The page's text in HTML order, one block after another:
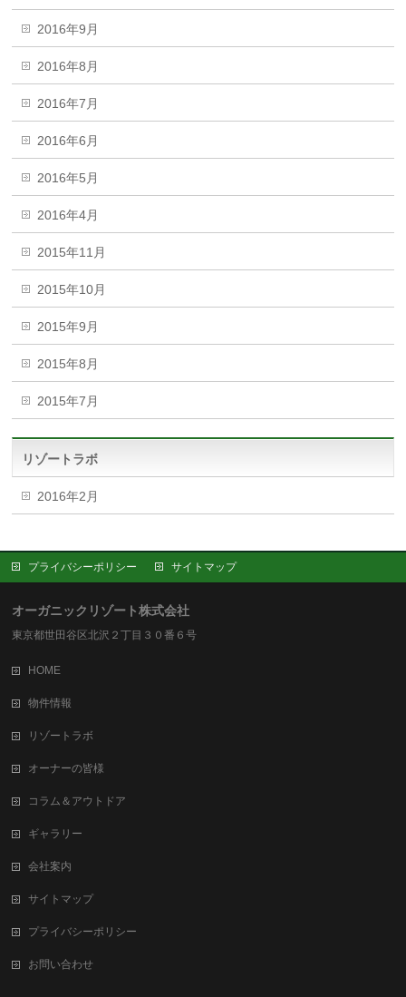
2016年9月
2016年8月
2016年7月
2016年6月
2016年5月
2016年4月
2015年11月
2015年10月
2015年9月
2015年8月
2015年7月
リゾートラボ
2016年2月
プライバシーポリシー サイトマップ
オーガニックリゾート株式会社
東京都世田谷区北沢２丁目３０番６号
HOME
物件情報
リゾートラボ
オーナーの皆様
コラム＆アウトドア
ギャラリー
会社案内
サイトマップ
プライバシーポリシー
お問い合わせ